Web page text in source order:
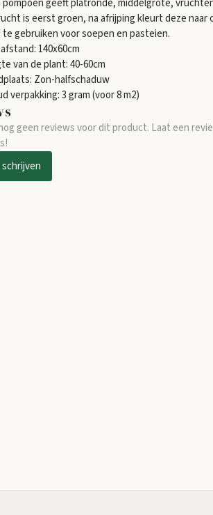
pompoen geeft platronde, middelgrote,
is eerst groen, na afrijping kleurt deze naar
te gebruiken voor soepen en pasteien.
140x60cm
van de plant: 40-60cm
Zon-halfschaduw
verpakking: 3 gram (voor 8 m2)
geen reviews voor dit product. Laat een